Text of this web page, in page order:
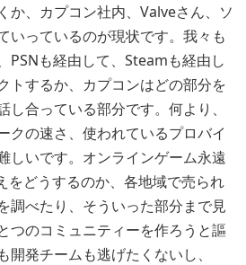
か、カプコン社内、Valveさん、ソ
いっているのが現状です。我々も
PSNも経由して、Steamも経由し
トするか、カプコンはどの部分を
し合っている部分です。何より、
クの速さ、使われているプロバイ
しいです。オンラインゲーム永遠
をどうするのか、各地域で売られ
調べたり、そういった部分まで見
つのコミュニティーを作ろうと謳
開発チームも逃げたくないし、